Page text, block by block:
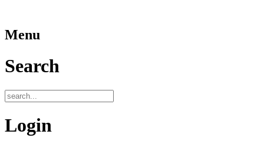
Menu
Search
Login